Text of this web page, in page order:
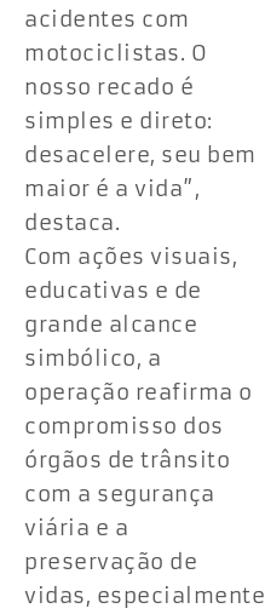
acidentes com
motociclistas. O
nosso recado é
simples e direto:
desacelere, seu bem
maior é a vida”,
destaca.
Com ações visuais,
educativas e de
grande alcance
simbólico, a
operação reafirma o
compromisso dos
órgãos de trânsito
com a segurança
viária e a
preservação de
vidas, especialmente